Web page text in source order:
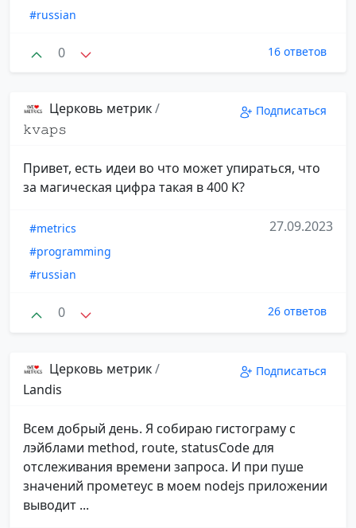
#russian
0 16 ответов
Церковь метрик/
𝚔𝚟𝚊𝚙𝚜
Подписаться
Привет, есть идеи во что может упираться, что
за магическая цифра такая в 400 K?
#metrics
#programming
#russian
27.09.2023
0 26 ответов
Церковь метрик/
Landis
Подписаться
Всем добрый день. Я собираю гистограму с
лэйблами method, route, statusCode для
отслеживания времени запроса. И при пуше
значений прометеус в моем nodejs приложении
выводит ...